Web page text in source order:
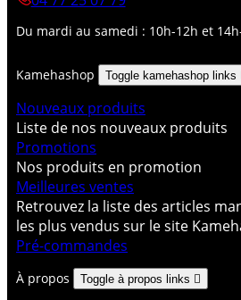
Du mardi au samedi : 10h-12h et
Kamehashop Toggle kamehashop links
Nouveaux produits
Liste de nos nouveaux produits
Promotions
Nos produits en promotion
Meilleures ventes
Retrouvez la liste des articles
les plus vendus sur le site
Pré-commandes
À propos Toggle à propos links 